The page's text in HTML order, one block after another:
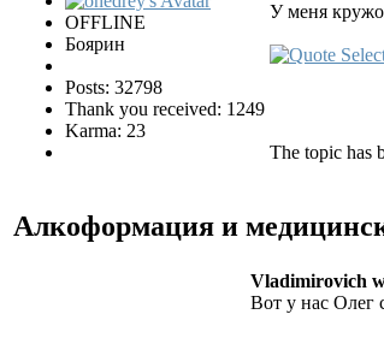
OFFLINE
Боярин
Posts: 32798
Thank you received: 1249
Karma: 23
У меня
The topic has
Алкоформация и
Vladimirovich
Вот у нас